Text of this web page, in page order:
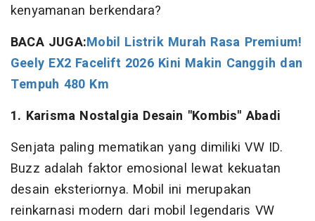
kenyamanan berkendara?
BACA JUGA:Mobil Listrik Murah Rasa Premium!
Geely EX2 Facelift 2026 Kini Makin Canggih dan
Tempuh 480 Km
1. Karisma Nostalgia Desain "Kombis" Abadi
Senjata paling mematikan yang dimiliki VW ID.
Buzz adalah faktor emosional lewat kekuatan
desain eksteriornya. Mobil ini merupakan
reinkarnasi modern dari mobil legendaris VW